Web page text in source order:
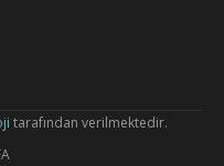
tarafından verilmektedir.